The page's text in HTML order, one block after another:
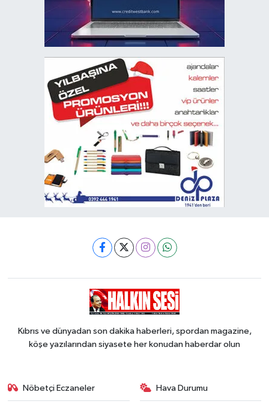
Kıbrıs ve dünyadan son dakika haberleri, spordan magazine,
köşe yazılarından siyasete her konudan haberdar olun
Nöbetçi Eczaneler Hava Durumu